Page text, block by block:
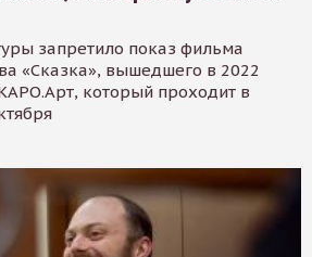
запретило показ фильма
«Сказка», вышедшего в 2022
который проходит в